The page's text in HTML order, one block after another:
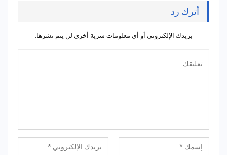
أترك رد
بريدك الإلكتروني أو أي معلومات سرية أخرى لن يتم نشرها.